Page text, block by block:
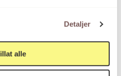
Detaljer
alle